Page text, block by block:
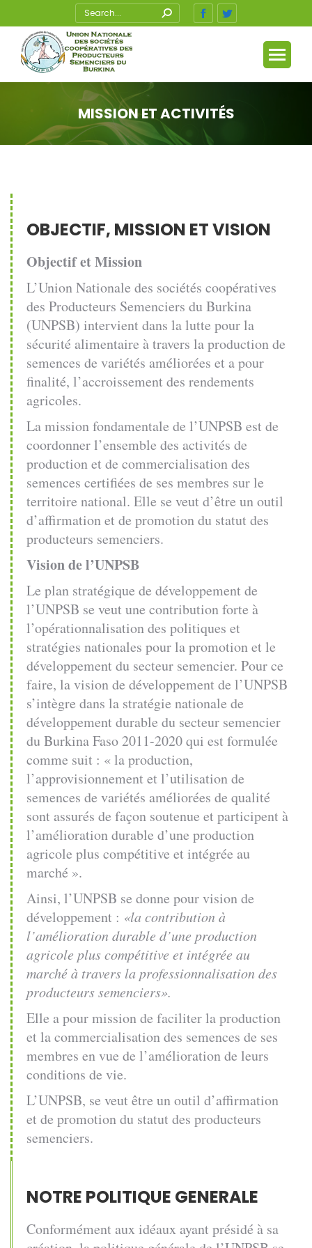
Recherche
:
Facebook
page
window
page
window
MISSION ET ACTIVITÉS
Vous êtes ici :
OBJECTIF, MISSION ET VISION
Objectif et Mission
L’Union Nationale des sociétés coopératives
des Producteurs Semenciers du Burkina
(UNPSB) intervient dans la lutte pour la
sécurité alimentaire à travers la production de
semences de variétés améliorées et a pour
finalité, l’accroissement des rendements
agricoles.
La mission fondamentale de l’UNPSB est de
coordonner l’ensemble des activités de
production et de commercialisation des
semences certifiées de ses membres sur le
territoire national. Elle se veut d’être un outil
d’affirmation et de promotion du statut des
producteurs semenciers.
Vision de l’UNPSB
Le plan stratégique de développement de
l’UNPSB se veut une contribution forte à
l’opérationnalisation des politiques et
stratégies nationales pour la promotion et le
développement du secteur semencier. Pour ce
faire, la vision de développement de l’UNPSB
s’intègre dans la stratégie nationale de
développement durable du secteur semencier
du Burkina Faso 2011-2020 qui est formulée
comme suit : « la production,
l’approvisionnement et l’utilisation de
semences de variétés améliorées de qualité
sont assurés de façon soutenue et participent à
l’amélioration durable d’une production
agricole plus compétitive et intégrée au
marché ».
Ainsi, l’UNPSB se donne pour vision de
développement : «la contribution à
l’amélioration durable d’une production
agricole plus compétitive et intégrée au
marché à travers la professionnalisation des
producteurs semenciers».
Elle a pour mission de faciliter la production
et la commercialisation des semences de ses
membres en vue de l’amélioration de leurs
conditions de vie.
L’UNPSB, se veut être un outil d’affirmation
et de promotion du statut des producteurs
semenciers.
NOTRE POLITIQUE GENERALE
Conformément aux idéaux ayant présidé à sa